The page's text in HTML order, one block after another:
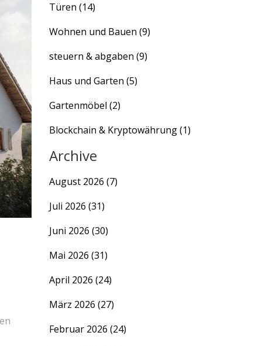
Türen (14)
Wohnen und Bauen (9)
steuern & abgaben (9)
Haus und Garten (5)
Gartenmöbel (2)
Blockchain & Kryptowährung(1)
Archive
August 2026 (7)
Juli 2026 (31)
Juni 2026 (30)
Mai 2026 (31)
April 2026 (24)
März 2026 (27)
Februar 2026 (24)